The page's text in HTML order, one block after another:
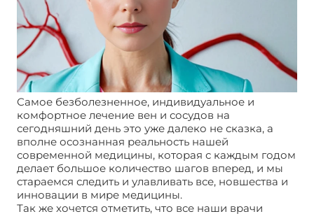
Самое безболезненное, индивидуальное и
комфортное лечение вен и сосудов на
сегодняшний день это уже далеко не сказка, а
вполне осознанная реальность нашей
современной медицины, которая с каждым годом
делает большое количество шагов вперед, и мы
стараемся следить и улавливать все, новшества и
инновации в мире медицины.
Так же хочется отметить, что все наши врачи